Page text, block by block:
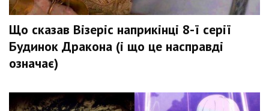
Що сказав Візеріс наприкінці 8-ї серії
Будинок Дракона (і що це насправді
означає)